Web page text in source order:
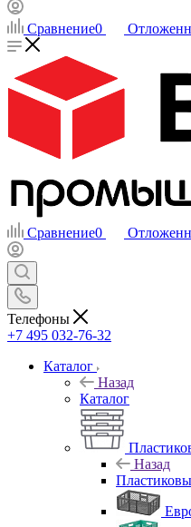
Сравнение0
Сравнение0
Телефоны
+7 495 032-76-32
Каталог
Назад
Каталог
Назад